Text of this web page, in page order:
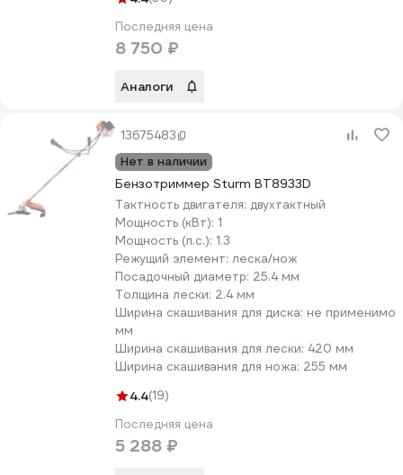
Последняя цена
8 750 ₽
Аналоги
13675483
Нет в наличии
Бензотриммер Sturm BT8933D
Тактность двигателя: двухтактный
Мощность (кВт): 1
Мощность (л.с.): 1.3
Режущий элемент: леска/нож
Посадочный диаметр: 25.4 мм
Толщина лески: 2.4 мм
Ширина скашивания для диска: не применимо
мм
Ширина скашивания для лески: 420 мм
Ширина скашивания для ножа: 255 мм
4.4(19)
Последняя цена
5 288 ₽